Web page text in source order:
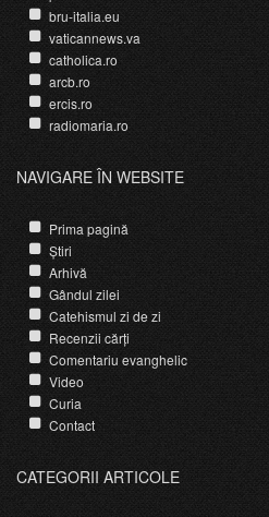
bru-italia.eu
vaticannews.va
catholica.ro
arcb.ro
ercis.ro
radiomaria.ro
NAVIGARE ÎN WEBSITE
Prima pagină
Știri
Arhivă
Gândul zilei
Catehismul zi de zi
Recenzii cărți
Comentariu evanghelic
Video
Curia
Contact
CATEGORII ARTICOLE